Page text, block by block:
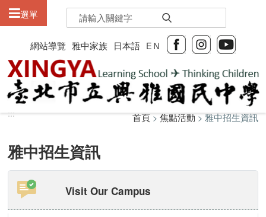
網站導覽 雅中家族 日本語 EＮ
選單
:::
:::
雅中招生資訊
首頁>焦點活動> 雅中招生資訊
Visit Our Campus